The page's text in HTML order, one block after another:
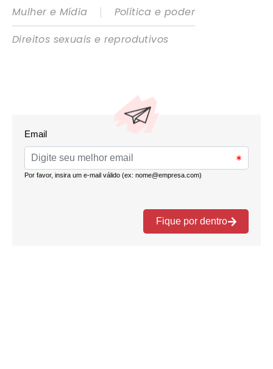
Mulher e Mídia
|
Política e poder
Direitos sexuais e reprodutivos